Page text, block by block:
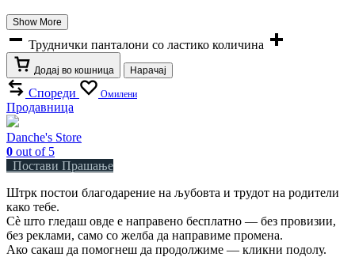
Show More
Труднички панталони со ластико количина
Додај во кошница Нарачај
Спореди Омилени
Продавница
Danche's Store
0 out of 5
Постави Прашање
Штрк постои благодарение на љубовта и трудот на родители
како тебе.
Сè што гледаш овде е направено бесплатно — без провизии,
без реклами, само со желба да направиме промена.
Ако сакаш да помогнеш да продолжиме — кликни подолу.